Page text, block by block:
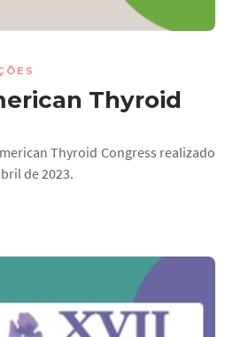
Thyroid
Thyroid Congress realizado
de 2023.